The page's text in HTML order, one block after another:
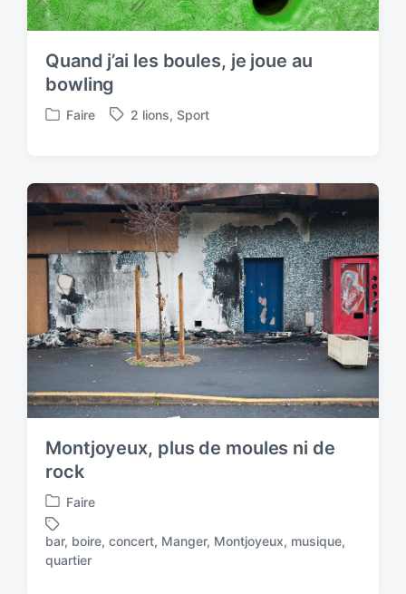
Quand j’ai les boules, je joue au
bowling
P
t
e
d
i
n
Faire
T
g
e
d
w
i
t
h
2 lions, Sport
Montjoyeux, plus de moules ni de
rock
P
o
s
t
Faire
T
a
bar, boire, concert, Manger, Montjoyeux, musique,
quartier